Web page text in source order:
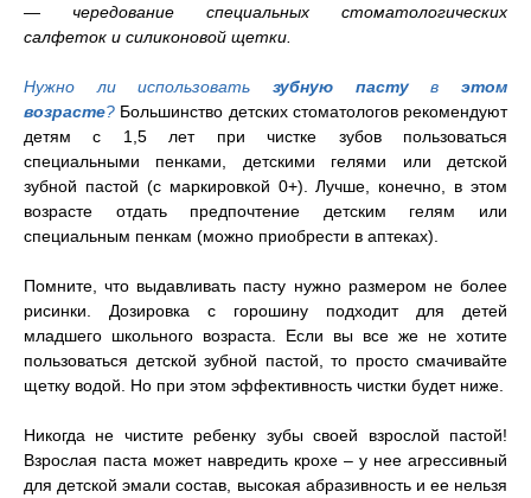
— чередование специальных стоматологических
салфеток и силиконовой щетки.
Нужно ли использовать зубную пастувэтом
возрасте? Большинство детских стоматологов рекомендуют
детям с 1,5 лет при чистке зубов пользоваться
специальными пенками, детскими гелями или детской
зубной пастой (с маркировкой 0+). Лучше, конечно, в этом
возрасте отдать предпочтение детским гелям или
специальным пенкам (можно приобрести в аптеках).
Помните, что выдавливать пасту нужно размером не более
рисинки. Дозировка с горошину подходит для детей
младшего школьного возраста. Если вы все же не хотите
пользоваться детской зубной пастой, то просто смачивайте
щетку водой. Но при этом эффективность чистки будет ниже.
Никогда не чистите ребенку зубы своей взрослой пастой!
Взрослая паста может навредить крохе – у нее агрессивный
для детской эмали состав, высокая абразивность и ее нельзя